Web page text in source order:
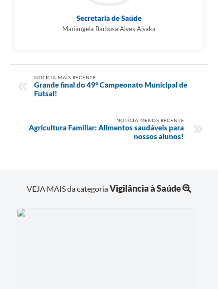
Secretaria de Saúde
Mariangela Barbosa Alves Aisaka
NOTÍCIA MAIS RECENTE
Grande final do 49° Campeonato Municipal de
Futsal!
NOTÍCIA MENOS RECENTE
Agricultura Familiar: Alimentos saudáveis para
nossos alunos!
VEJA MAIS da categoriaVigilância à Saúde